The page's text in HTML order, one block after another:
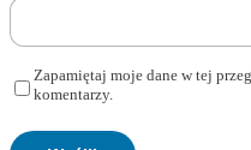
Zapamiętaj moje dane w tej
komentarzy.